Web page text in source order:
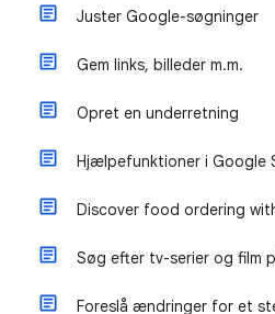
Juster Google-søgninger
Gem links, billeder m.m.
Opret en underretning
Hjælpefunktioner i Google
Discover food ordering
Søg efter tv-serier og film
Foreslå ændringer for et